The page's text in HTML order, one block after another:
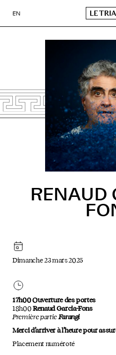
auEN
RENAUD
Dimanche 23 mars 2025
17h00 Ouverture des portes
18h00 Renaud Garcia-Fons
Première partieFarangi
Merci d’arriver à l’heure pour
Placement numéroté